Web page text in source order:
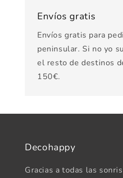
Envíos gratis
Envíos gratis para
peninsular. Si no yo
el resto de destinos
150€.
Decohappy
Gracias a todas las